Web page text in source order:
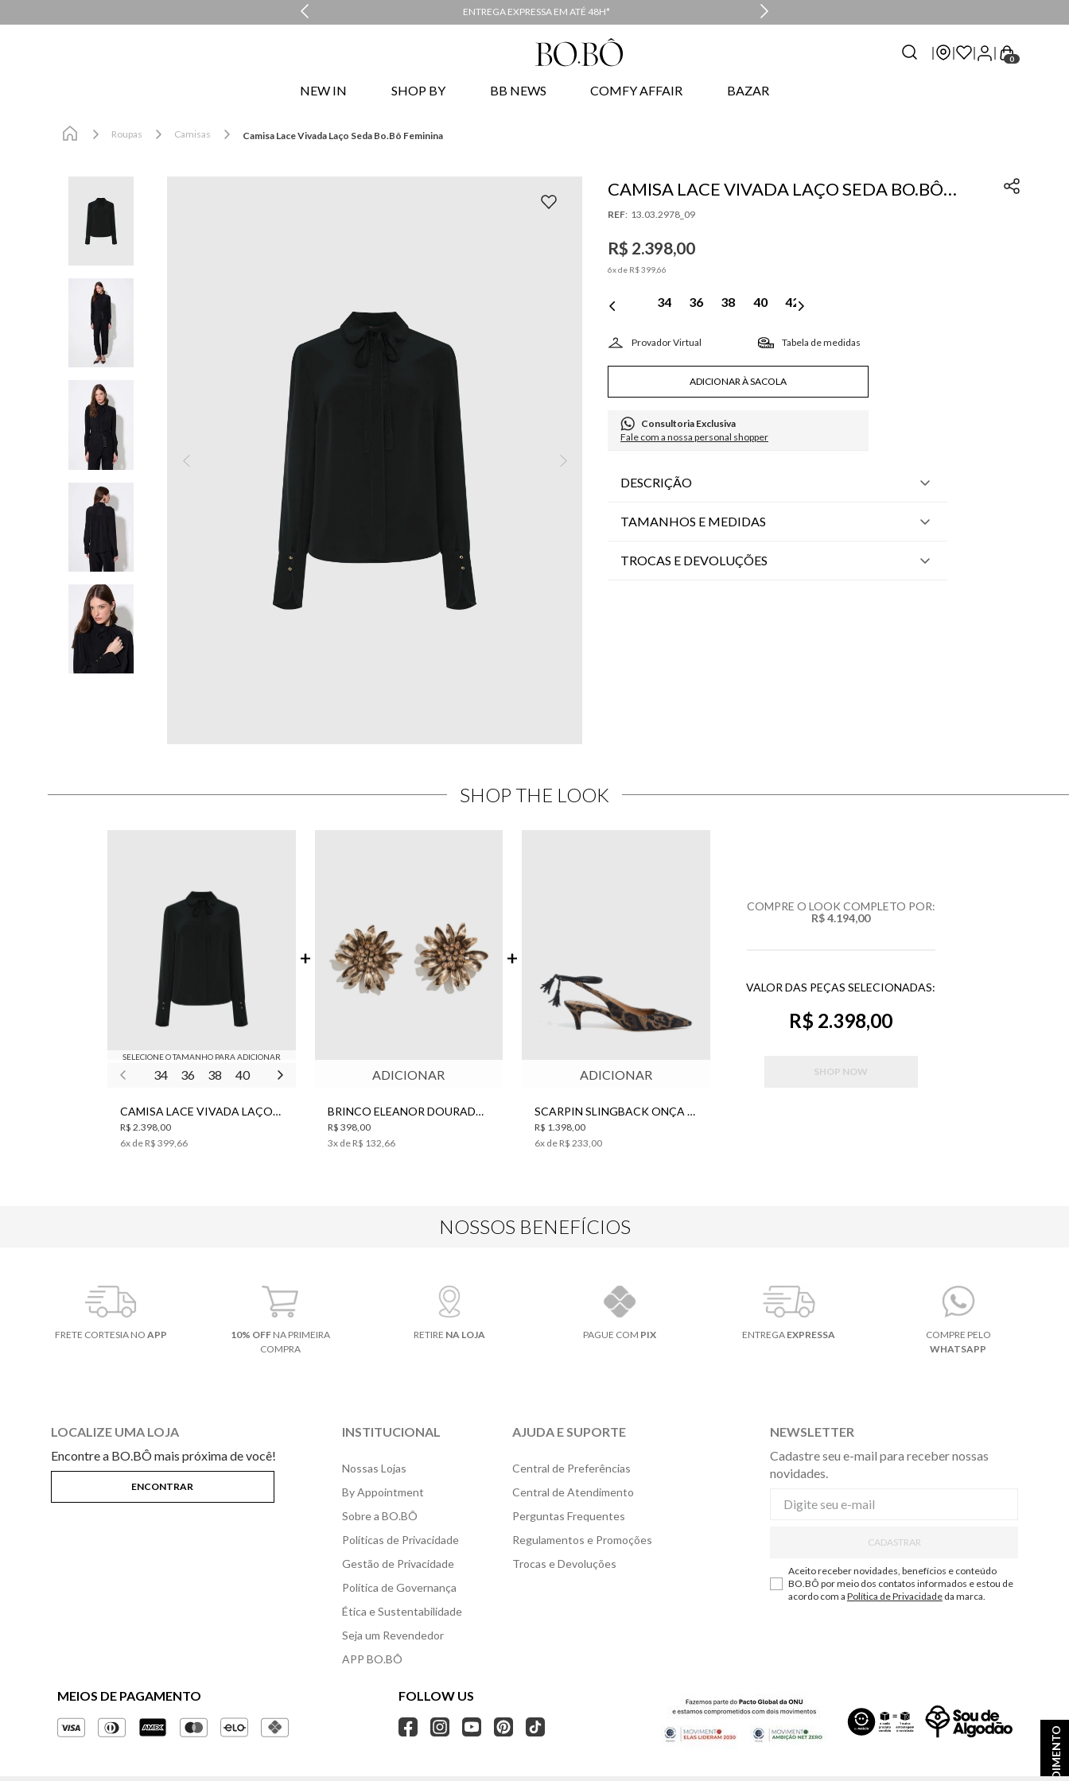
ENTREGA EXPRESSA EM ATÉ 48H*
0
NEW IN SHOP BY BB NEWS COMFY AFFAIR BAZAR
Roupas Camisas Camisa Lace Vivada Laço Seda Bo.Bô Feminina
CAMISA LACE VIVADA LAÇO SEDA BO.BÔ
FEMININA
: 13.03.2978_09
R$ 2.398,00
6x de R$39966
34 36 38 40 42
Tabela de medidas
ADICIONAR À SACOLA
Consultoria Exclusiva
Fale com a nossa personal shopper
DESCRIÇÃO
TAMANHOS E MEDIDAS
TROCAS E DEVOLUÇÕES
SHOP THE LOOK
SELECIONE O TAMANHO PARA ADICIONAR
34 36 38 40
CAMISA LACE VIVADA LAÇO SEDA BO.BÔ FEMININA
R$ 2.398,00
6x de R$ 399,66
ADICIONAR
BRINCO ELEANOR DOURADO BO.BÔ FEMININO
R$ 398,00
3x de R$ 132,66
ADICIONAR
SCARPIN SLINGBACK ONÇA JACQUARD BO.BÔ FEMININO
R$ 1.398,00
6x de R$ 233,00
COMPRE O LOOK COMPLETO POR:
R$ 4.194,00
VALOR DAS PEÇAS SELECIONADAS:
R$ 2.398,00
SHOP NOW
NOSSOS BENEFÍCIOS
FRETE CORTESIA NO APP 10% OFFNA PRIMEIRA
COMPRA
RETIRE NA LOJA PAGUE COM PIX ENTREGA EXPRESSA
COMPRE PELO
WHATSAPP
LOCALIZE UMA LOJA
Encontre a BO.BÔ mais próxima de você!
INSTITUCIONAL
Nossas Lojas
By Appointment
Sobre a BO.BÔ
Políticas de Privacidade
Gestão de Privacidade
Política de Governança
Ética e Sustentabilidade
Seja um Revendedor
APP BO.BÔ
AJUDA E SUPORTE
Central de Preferências
Central de Atendimento
Perguntas Frequentes
Regulamentos e Promoções
Trocas e Devoluções
NEWSLETTER
Cadastre seu e-mail para receber nossas
novidades.
CADASTRAR
Aceito receber novidades, benefícios e conteúdo
BO.BÔ por meio dos contatos informados e estou de
acordo com a Política de Privacidadeda marca.
MEIOS DE PAGAMENTO FOLLOW US